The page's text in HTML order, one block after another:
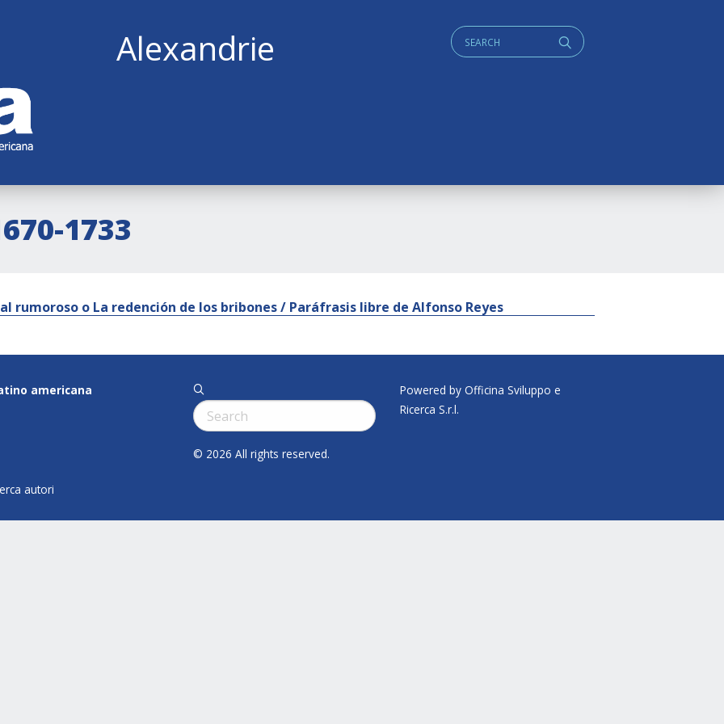
Alexandrie q
Cerca:
1733
rumoroso o La redención de los bribones / Paráfrasis libre de Alfonso Reyes
americana
autori
q
Cerca:
© 2026 All rights reserved.
Powered by Officina Sviluppo e
Ricerca S.r.l.